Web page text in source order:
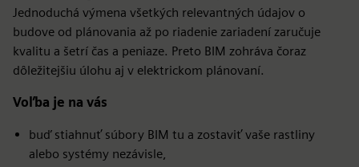
Jednoduchá výmena všetkých relevantných údajov o
budove od plánovania až po riadenie zariadení zaručuje
kvalitu a šetrí čas a peniaze. Preto BIM zohráva čoraz
dôležitejšiu úlohu aj v elektrickom plánovaní.
Voľba je na vás
buď stiahnuť súbory BIM tu a zostaviť vaše rastliny
alebo systémy nezávisle,